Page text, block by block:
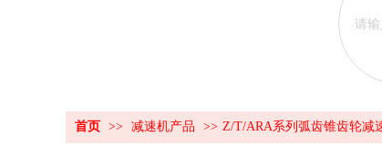
首页 >> 减速机产品 >> Z/T/ARA系列弧齿锥齿轮减